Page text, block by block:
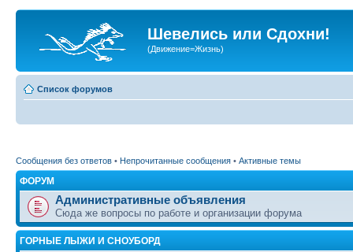
Шевелись или Сдохни!
(Движение=Жизнь)
Список форумов
Сообщения без ответов • Непрочитанные сообщения • Активные темы
ФОРУМ
Административные объявления
Сюда же вопросы по работе и организации форума
ГОРНЫЕ ЛЫЖИ И СНОУБОРД